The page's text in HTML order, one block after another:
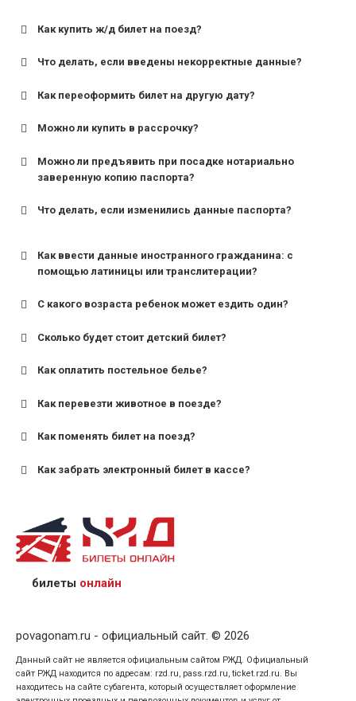
Как купить ж/д билет на поезд?
Что делать, если введены некорректные данные?
Как переоформить билет на другую дату?
Можно ли купить в рассрочку?
Можно ли предъявить при посадке нотариально
заверенную копию паспорта?
Что делать, если изменились данные паспорта?
Как ввести данные иностранного гражданина: с
помощью латиницы или транслитерации?
С какого возраста ребенок может ездить один?
для поездов дальнего следования — от 10 лет и
для пригородных поездов — от 7 лет.
Сколько будет стоит детский билет?
Как оплатить постельное белье?
Как перевезти животное в поезде?
Как поменять билет на поезд?
Как забрать электронный билет в кассе?
назвав кассиру 14-значный номер заказа;
предъявив удостоверение личности пассажира, на
кого оформлен билет.
билеты онлайн
povagonam.ru - официальный сайт. © 2026
Данный сайт не является официальным сайтом РЖД. Официальный
сайт РЖД находится по адресам: rzd.ru, pass.rzd.ru, ticket.rzd.ru. Вы
находитесь на сайте субагента, который осуществляет оформление